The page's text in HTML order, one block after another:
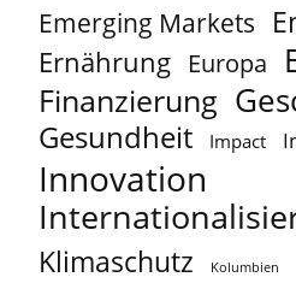
Emerging Markets
Ernährung Europa
Finanzierung
Gesundheit Impact
Innovation
Klimaschutz Kolumbien